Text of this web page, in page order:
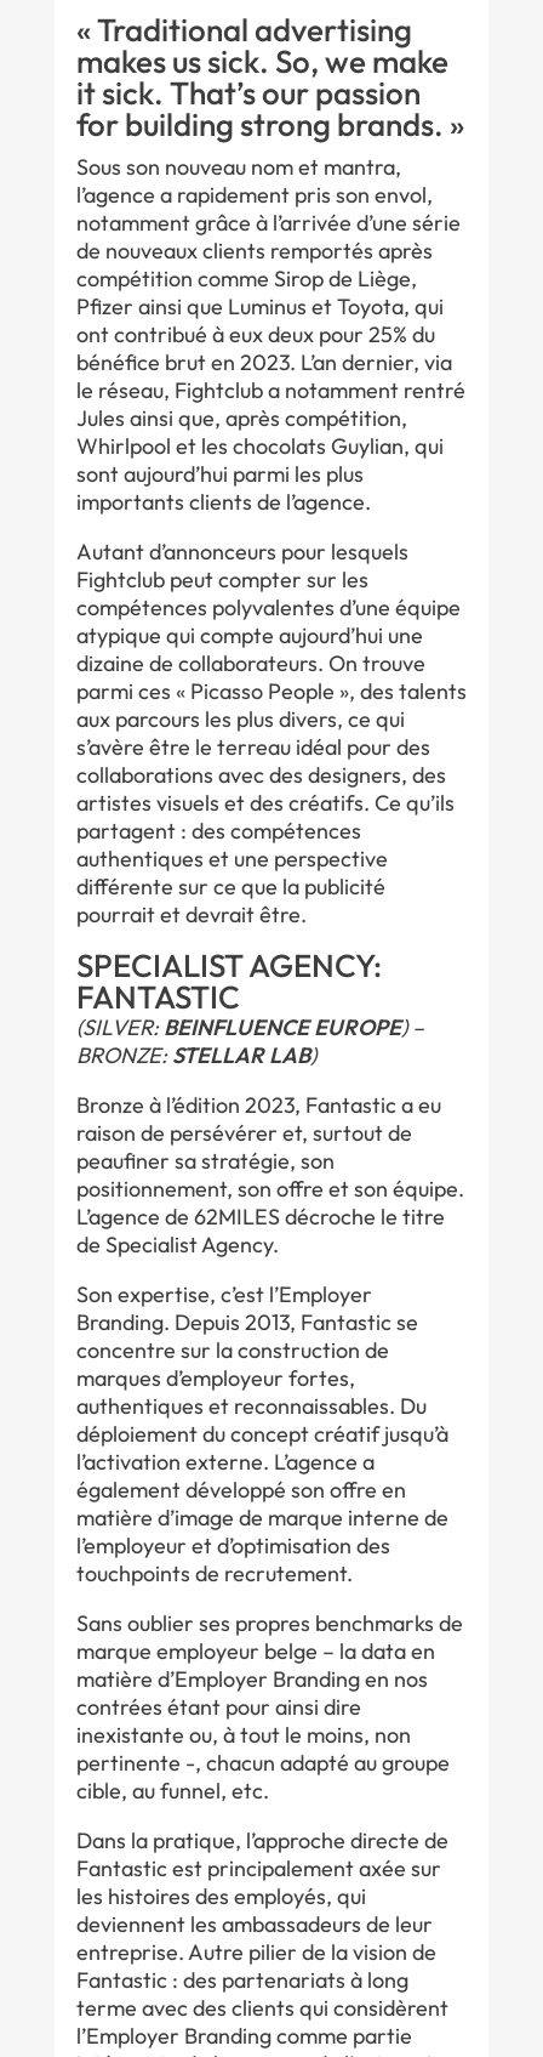
« Traditional advertising
makes us sick. So, we make
it sick. That’s our passion
for building strong brands. »
Sous son nouveau nom et mantra,
l’agence a rapidement pris son envol,
notamment grâce à l’arrivée d’une série
de nouveaux clients remportés après
compétition comme Sirop de Liège,
Pfizer ainsi que Luminus et Toyota, qui
ont contribué à eux deux pour 25% du
bénéfice brut en 2023. L’an dernier, via
le réseau, Fightclub a notamment rentré
Jules ainsi que, après compétition,
Whirlpool et les chocolats Guylian, qui
sont aujourd’hui parmi les plus
importants clients de l’agence.
Autant d’annonceurs pour lesquels
Fightclub peut compter sur les
compétences polyvalentes d’une équipe
atypique qui compte aujourd’hui une
dizaine de collaborateurs. On trouve
parmi ces « Picasso People », des talents
aux parcours les plus divers, ce qui
s’avère être le terreau idéal pour des
collaborations avec des designers, des
artistes visuels et des créatifs. Ce qu’ils
partagent : des compétences
authentiques et une perspective
différente sur ce que la publicité
pourrait et devrait être.
SPECIALIST AGENCY:
FANTASTIC
(SILVER:BEINFLUENCE EUROPE) –
BRONZE:STELLAR LAB)
Bronze à l’édition 2023, Fantastic a eu
raison de persévérer et, surtout de
peaufiner sa stratégie, son
positionnement, son offre et son équipe.
L’agence de 62MILES décroche le titre
de Specialist Agency.
Son expertise, c’est l’Employer
Branding. Depuis 2013, Fantastic se
concentre sur la construction de
marques d’employeur fortes,
authentiques et reconnaissables. Du
déploiement du concept créatif jusqu’à
l’activation externe. L’agence a
également développé son offre en
matière d’image de marque interne de
l’employeur et d’optimisation des
touchpoints de recrutement.
Sans oublier ses propres benchmarks de
marque employeur belge – la data en
matière d’Employer Branding en nos
contrées étant pour ainsi dire
inexistante ou, à tout le moins, non
pertinente -, chacun adapté au groupe
cible, au funnel, etc.
Dans la pratique, l’approche directe de
Fantastic est principalement axée sur
les histoires des employés, qui
deviennent les ambassadeurs de leur
entreprise. Autre pilier de la vision de
Fantastic : des partenariats à long
terme avec des clients qui considèrent
l’Employer Branding comme partie